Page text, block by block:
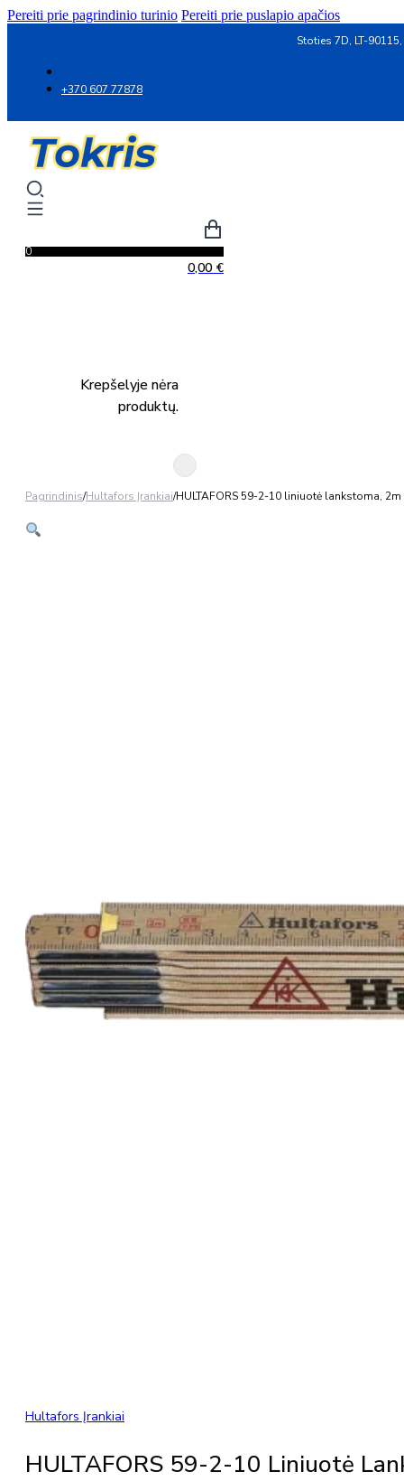
Pereiti prie pagrindinio turinio Pereiti prie puslapio apačios
Stoties 7D, LT-
+370 607 77878
0
0,00 €
Krepšelyje nėra
produktų.
Pagrindinis/Hultafors Įrankiai/HULTAFORS 59-2-10 liniuotė lankstoma, 2m
Hultafors Įrankiai
HULTAFORS 59-2-10 Liniuotė